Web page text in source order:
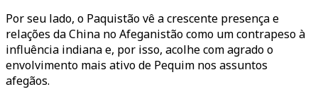
Por seu lado, o Paquistão vê a crescente presença e
relações da China no Afeganistão como um contrapeso à
influência indiana e, por isso, acolhe com agrado o
envolvimento mais ativo de Pequim nos assuntos
afegãos.